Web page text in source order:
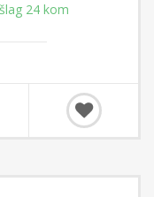
24 kom